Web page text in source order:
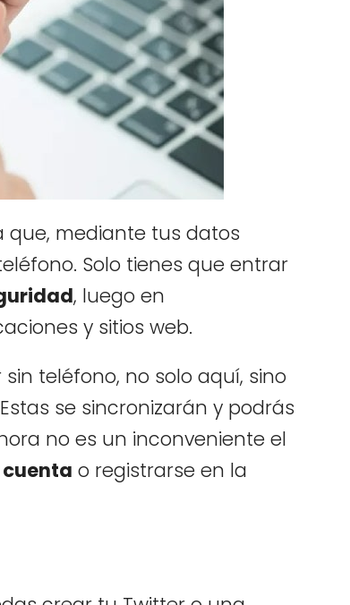
que, mediante tus datos
Solo tienes que entrar
, luego en
y sitios web.
teléfono, no solo aquí, sino
se sincronizarán y podrás
no es un inconveniente el
o registrarse en la